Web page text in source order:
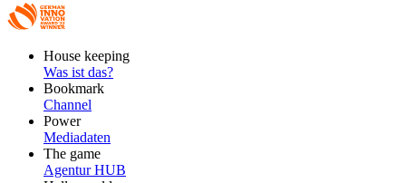
FooterHouse keeping
Was ist das?
Bookmark
Channel
Power
Mediadaten
The game
Agentur HUB